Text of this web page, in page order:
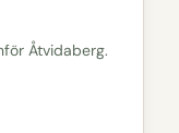
Åtvidaberg.